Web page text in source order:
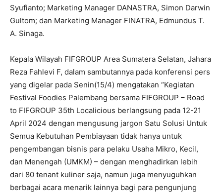
Syufianto; Marketing Manager DANASTRA, Simon Darwin
Gultom; dan Marketing Manager FINATRA, Edmundus T.
A. Sinaga.
Kepala Wilayah FIFGROUP Area Sumatera Selatan, Jahara
Reza Fahlevi F, dalam sambutannya pada konferensi pers
yang digelar pada Senin(15/4) mengatakan “Kegiatan
Festival Foodies Palembang bersama FIFGROUP – Road
to FIFGROUP 35th Localicious berlangsung pada 12-21
April 2024 dengan mengusung jargon Satu Solusi Untuk
Semua Kebutuhan Pembiayaan tidak hanya untuk
pengembangan bisnis para pelaku Usaha Mikro, Kecil,
dan Menengah (UMKM) – dengan menghadirkan lebih
dari 80 tenant kuliner saja, namun juga menyuguhkan
berbagai acara menarik lainnya bagi para pengunjung